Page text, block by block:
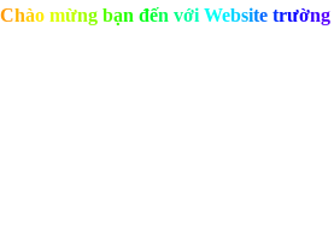
Chào mừng bạn đến với Website trường